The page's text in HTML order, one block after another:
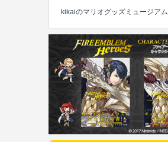
kikaiのマリオグッズミュージアム